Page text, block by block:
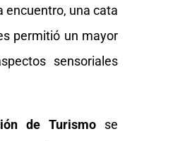
encuentro, una cata
permitió un mayor
sensoriales
de Turismo se